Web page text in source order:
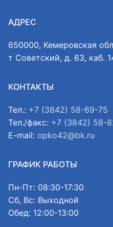
АДРЕС
650000, Кемеровская
т Советский, д. 63, каб.
КОНТАКТЫ
Тел.: +7 (3842) 58-69-75
Тел./факс: +7 (3842) 58-
E-mail: opko42@bk.ru
ГРАФИК РАБОТЫ
Пн-Пт: 08:30-17:30
Сб, Вс: Выходной
Обед: 12:00-13:00